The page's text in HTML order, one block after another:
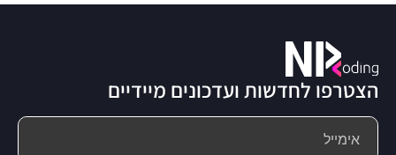
הצטרפו לחדשות ועדכונים מיידיים